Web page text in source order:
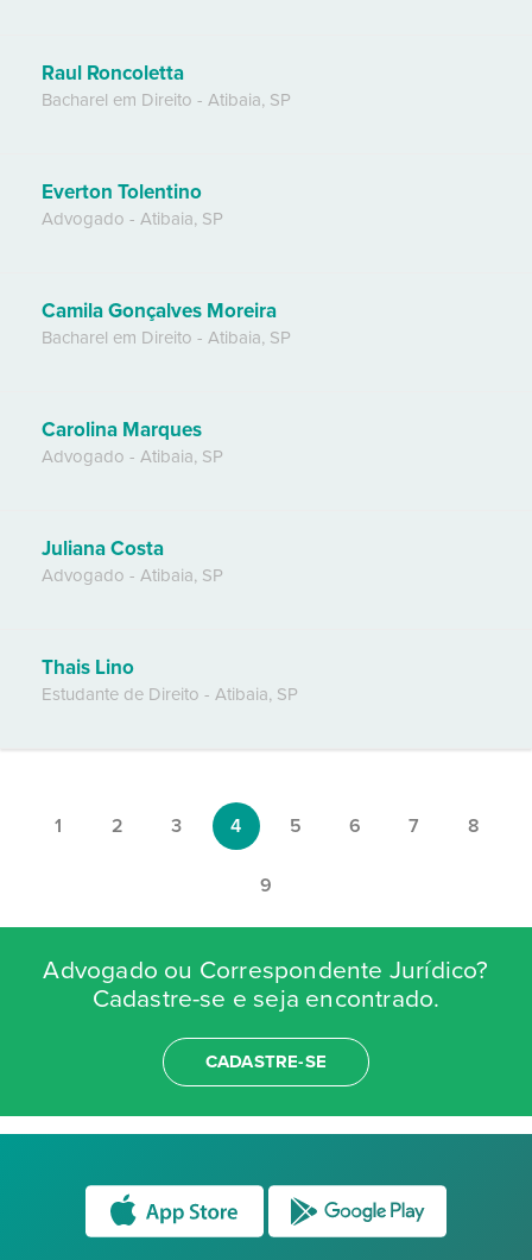
Raul Roncoletta
Bacharel em Direito - Atibaia, SP
Everton Tolentino
Advogado - Atibaia, SP
Camila Gonçalves Moreira
Bacharel em Direito - Atibaia, SP
Carolina Marques
Advogado - Atibaia, SP
Juliana Costa
Advogado - Atibaia, SP
Thais Lino
Estudante de Direito - Atibaia, SP
1 2 3 4 5 6 7 8
9
Advogado ou Correspondente Jurídico?
Cadastre-se e seja encontrado.
CADASTRE-SE